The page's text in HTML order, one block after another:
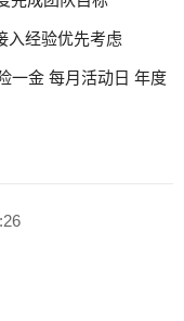
入经验优先考虑
一金 每月活动日 年度